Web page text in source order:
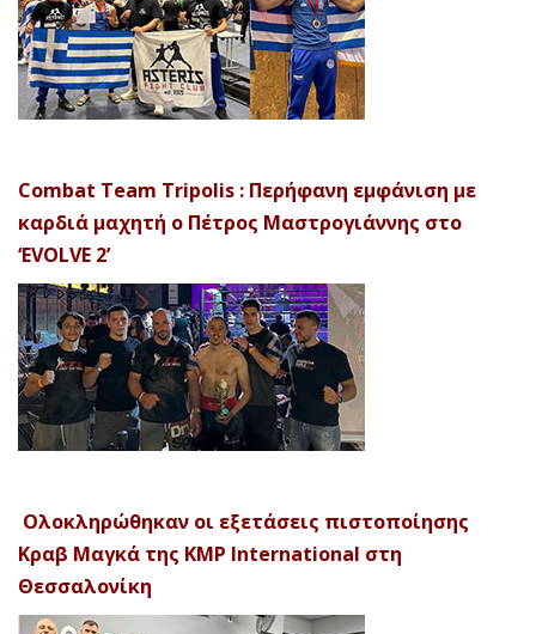
Combat Team Tripolis : Περήφανη εμφάνιση με
καρδιά μαχητή ο Πέτρος Μαστρογιάννης στο
‘EVOLVE 2’
Ολοκληρώθηκαν οι εξετάσεις πιστοποίησης
Κραβ Μαγκά της KMP International στη
Θεσσαλονίκη